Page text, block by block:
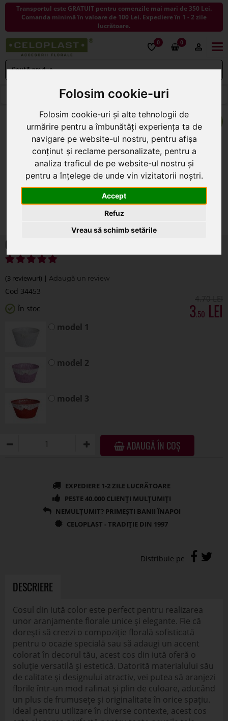
Folosim cookie-uri
Folosim cookie-uri și alte tehnologii de
urmărire pentru a îmbunătăți experiența ta de
navigare pe website-ul nostru, pentru afișa
conținut și reclame personalizate, pentru a
analiza traficul de pe website-ul nostru și
pentru a înțelege de unde vin vizitatorii noștri.
Accept
Refuz
Vreau să schimb setările
Transportul este GRATUIT pentru comenzile mai mari de 350 Lei.
Comanda minimă în valoare de 100 Lei. Expediere în 1 - 2 zile
lucrătoare.
0 0
< ÎNAPOI LA COSURI
Cos iuta color pentru aranjamente florale
(3 reviewuri) |
Cod 34453
În stoc 3.50
model 1
model 2
model 3
ADAUGĂ ÎN COȘ
DESCRIERE
Cosul din iută color este perfect pentru realizarea
unor aranjamente florale unice și elegante. Fie că
dorești să creezi o compoziție florală sofisticată
pentru o ocazie specială sau să adaugi un accent
colorat în decorul tău, acest cos din iută oferă o
soluție versatilă și estetică. Datorită materialului său
de calitate și designului atractiv, vei putea să aranjezi
florile într-un mod rafinat și plin de culoare, aducând
un plus de frumusețe și originalitate în orice spațiu.
Ideal pentru utilizare în diverse contexte, acest cos